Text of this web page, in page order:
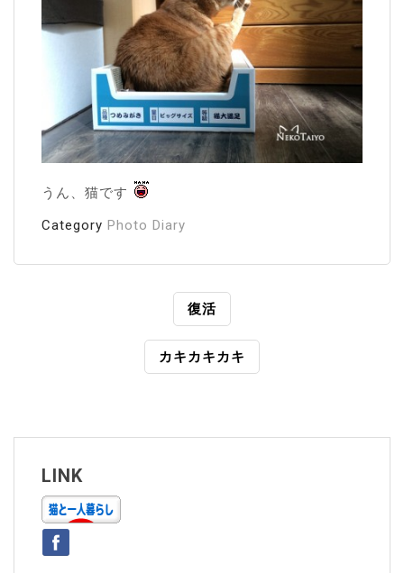
うん、猫です
Category Photo Diary
ゲ
シ
ョ
復活
カキカキカキ
LINK